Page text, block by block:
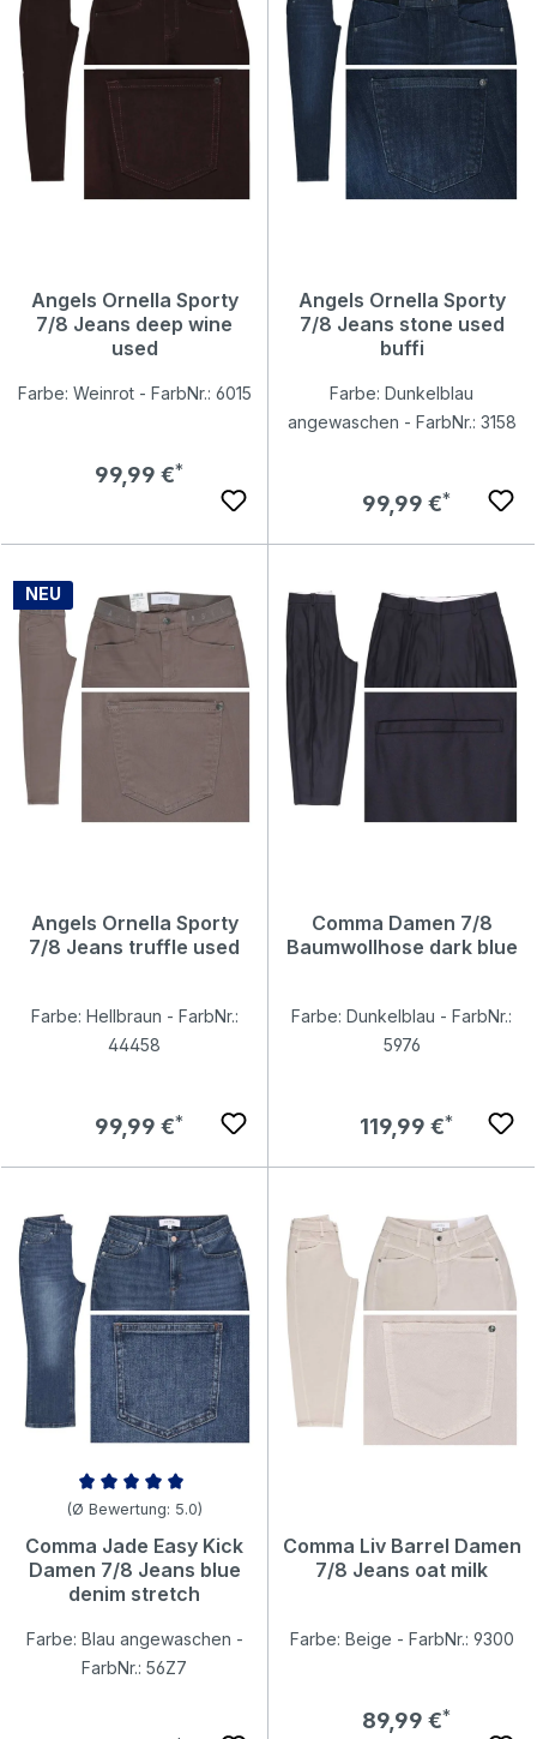
Angels Ornella Sporty
7/8 Jeans deep wine
used
Farbe: Weinrot - FarbNr.: 6015
Regulärer Preis:
99,99 €
Angels Ornella Sporty
7/8 Jeans stone used
buffi
Farbe: Dunkelblau
angewaschen - FarbNr.: 3158
Regulärer Preis:
99,99 €
NEU
Angels Ornella Sporty
7/8 Jeans truffle used
Farbe: Hellbraun - FarbNr.:
44458
Regulärer Preis:
99,99 €
Comma Damen 7/8
Baumwollhose dark blue
Farbe: Dunkelblau - FarbNr.:
5976
Regulärer Preis:
119,99 €
Durchschnittliche Bewertung von 5 von 5 Sternen
(Ø Bewertung: 5.0)
Comma Jade Easy Kick
Damen 7/8 Jeans blue
denim stretch
Farbe: Blau angewaschen -
FarbNr.: 56Z7
Comma Liv Barrel Damen
7/8 Jeans oat milk
Farbe: Beige - FarbNr.: 9300
Regulärer Preis:
89,99 €